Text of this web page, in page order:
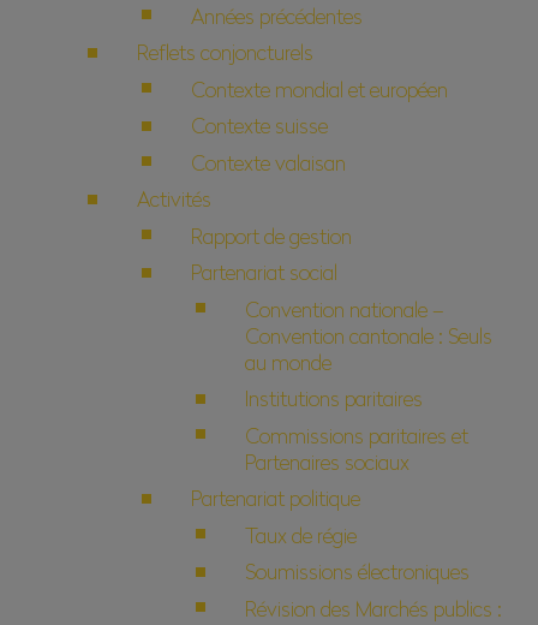
Années précédentes
Reflets conjoncturels
Contexte mondial et européen
Contexte suisse
Contexte valaisan
Activités
Rapport de gestion
Partenariat social
Convention nationale –
Convention cantonale : Seuls
au monde
Institutions paritaires
Commissions paritaires et
Partenaires sociaux
Partenariat politique
Taux de régie
Soumissions électroniques
Révision des Marchés publics :